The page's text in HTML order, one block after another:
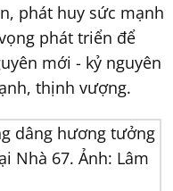
phát huy sức mạnh
phát triển để
mới - kỷ nguyên
thịnh vượng.